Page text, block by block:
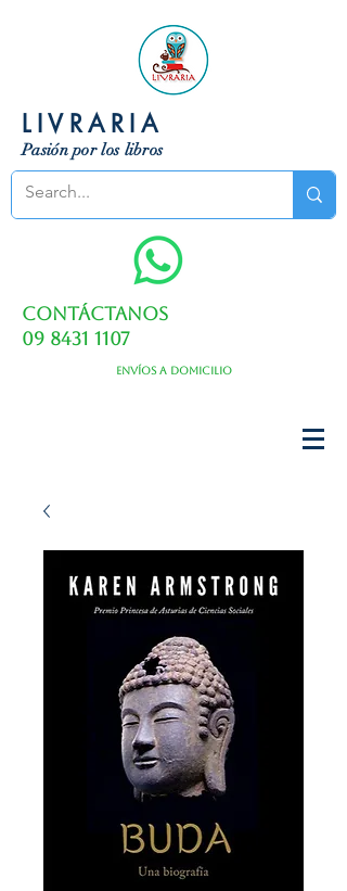
LIVRARIA
Pasión por los libros
Contáctanos
09 8431 1107
Envíos a domicilio